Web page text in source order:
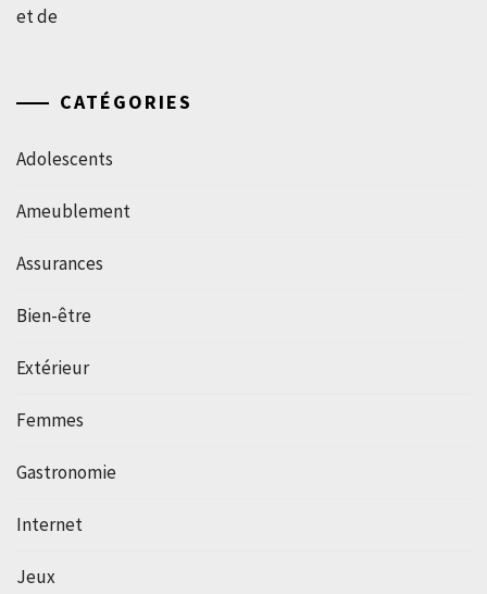
et de
CATÉGORIES
Adolescents
Ameublement
Assurances
Bien-être
Extérieur
Femmes
Gastronomie
Internet
Jeux